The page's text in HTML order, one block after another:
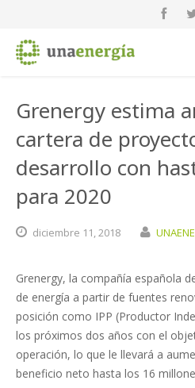
Grenergy estima
cartera de
desarrollo con
para 2020
diciembre 11,2018
Grenergy, la compañía española
de energía a partir de fuentes
posición como IPP (Productor
los próximos dos años con el
operación, lo que le llevará a
beneficio neto hasta los 16